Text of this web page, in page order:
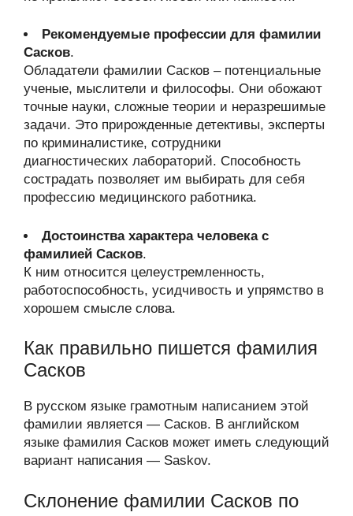
Рекомендуемые профессии для фамилии
Сасков.
Обладатели фамилии Сасков – потенциальные
ученые, мыслители и философы. Они обожают
точные науки, сложные теории и неразрешимые
задачи. Это прирожденные детективы, эксперты
по криминалистике, сотрудники
диагностических лабораторий. Способность
сострадать позволяет им выбирать для себя
профессию медицинского работника.
Достоинства характера человека с
фамилией Сасков.
К ним относится целеустремленность,
работоспособность, усидчивость и упрямство в
хорошем смысле слова.
Как правильно пишется фамилия
Сасков
В русском языке грамотным написанием этой
фамилии является — Сасков. В английском
языке фамилия Сасков может иметь следующий
вариант написания — Saskov.
Склонение фамилии Сасков по